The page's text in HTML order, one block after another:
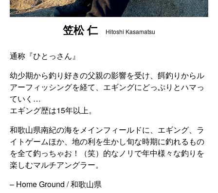
笠松 仁 Hitoshi Kasamatsu
通称『ひとっさん』
幼少期から釣り好きの父親の影響を受け、餌釣りからル
アーフィッシングを経て、エギングにどっぷりとハマっ
ていく…
エギング歴は15年以上。
和歌山県南紀の海をメインフィールドに、エギング、ラ
イトゲームほか、地の利を生かし旬な時期に釣れるもの
を全て釣っちゃお！（笑）的なノリで年中様々な釣りを
楽しむマルチアングラー。
– Home Ground / 和歌山県